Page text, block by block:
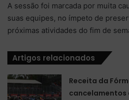
A sessão foi marcada por muita
suas equipes, no ímpeto de
próximas atividades do fim de
Artigos relacionados
Receita da
cancelamentos